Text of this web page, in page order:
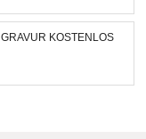
GRAVUR KOSTENLOS